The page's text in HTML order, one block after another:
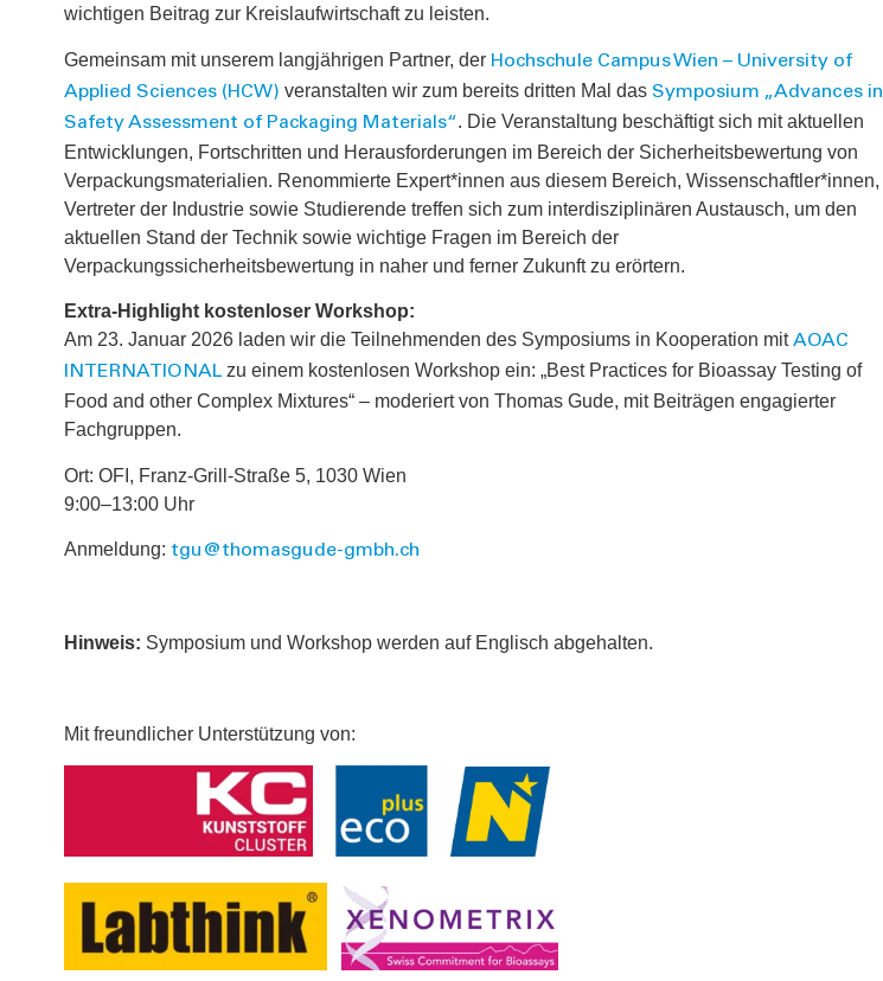
wichtigen Beitrag zur Kreislaufwirtschaft zu leisten.
Gemeinsam mit unserem langjährigen Partner, der Hochschule Campus Wien – University of
Applied Sciences (HCW) veranstalten wir zum bereits dritten Mal das Symposium „Advances in
Safety Assessment of Packaging Materials“. Die Veranstaltung beschäftigt sich mit aktuellen
Entwicklungen, Fortschritten und Herausforderungen im Bereich der Sicherheitsbewertung von
Verpackungsmaterialien. Renommierte Expert*innen aus diesem Bereich, Wissenschaftler*innen,
Vertreter der Industrie sowie Studierende treffen sich zum interdisziplinären Austausch, um den
aktuellen Stand der Technik sowie wichtige Fragen im Bereich der
Verpackungssicherheitsbewertung in naher und ferner Zukunft zu erörtern.
Extra-Highlight kostenloser Workshop:
Am 23. Januar 2026 laden wir die Teilnehmenden des Symposiums in Kooperation mitAOAC
INTERNATIONALzu einem kostenlosen Workshop ein: „Best Practices for Bioassay Testing of
Food and other Complex Mixtures“ – moderiert von Thomas Gude, mit Beiträgen engagierter
Fachgruppen.
Ort: OFI, Franz-Grill-Straße 5, 1030 Wien
9:00–13:00 Uhr
Anmeldung: tgu@thomasgude-gmbh.ch
Hinweis: Symposium und Workshop werden auf Englisch abgehalten.
Mit freundlicher Unterstützung von: